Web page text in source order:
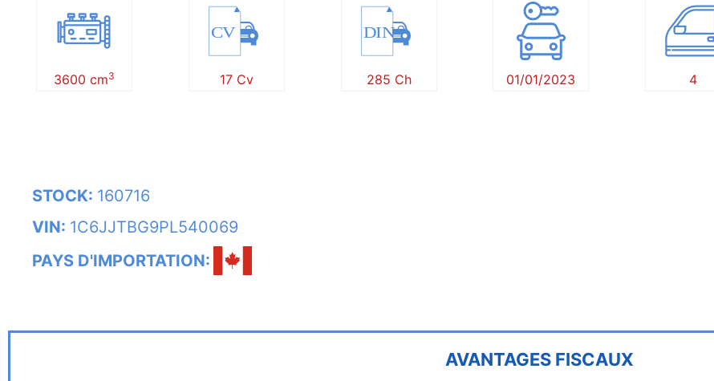
3600 cm3
CV
17 Cv
DIN
285 Ch 01/01/2023 4
STOCK: 160716
VIN: 1C6JJTBG9PL540069
PAYS D'IMPORTATION:
AVANTAGES FISCAUX